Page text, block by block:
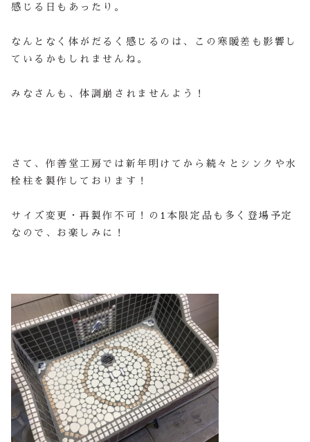
感じる日もあったり。
なんとなく体がだるく感じるのは、この寒暖差も影響し
ているかもしれませんね。
みなさんも、体調崩されませんよう！
さて、作善堂工房では新年明けてから続々とシンクや水
栓柱を製作しております！
サイズ変更・再製作不可！の1本限定品も多く登場予定
なので、お楽しみに！